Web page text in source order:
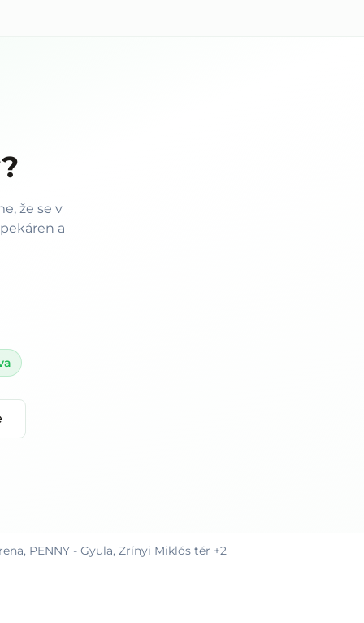
že se v
a
PENNY - Gyula, Zrínyi Miklós tér +2